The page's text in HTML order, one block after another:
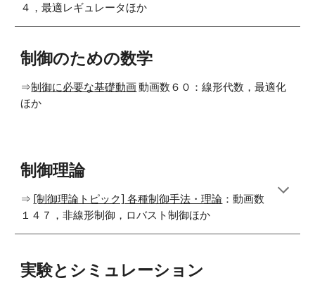
４，最適レギュレータほか
制御のための数学
⇒制御に必要な基礎動画動画数６０：線形代数，最適化
ほか
制御理論
⇒ [制御理論トピック] 各種制御手法・理論 ：動画数
１４７，非線形制御，ロバスト制御ほか
実験とシミュレーション